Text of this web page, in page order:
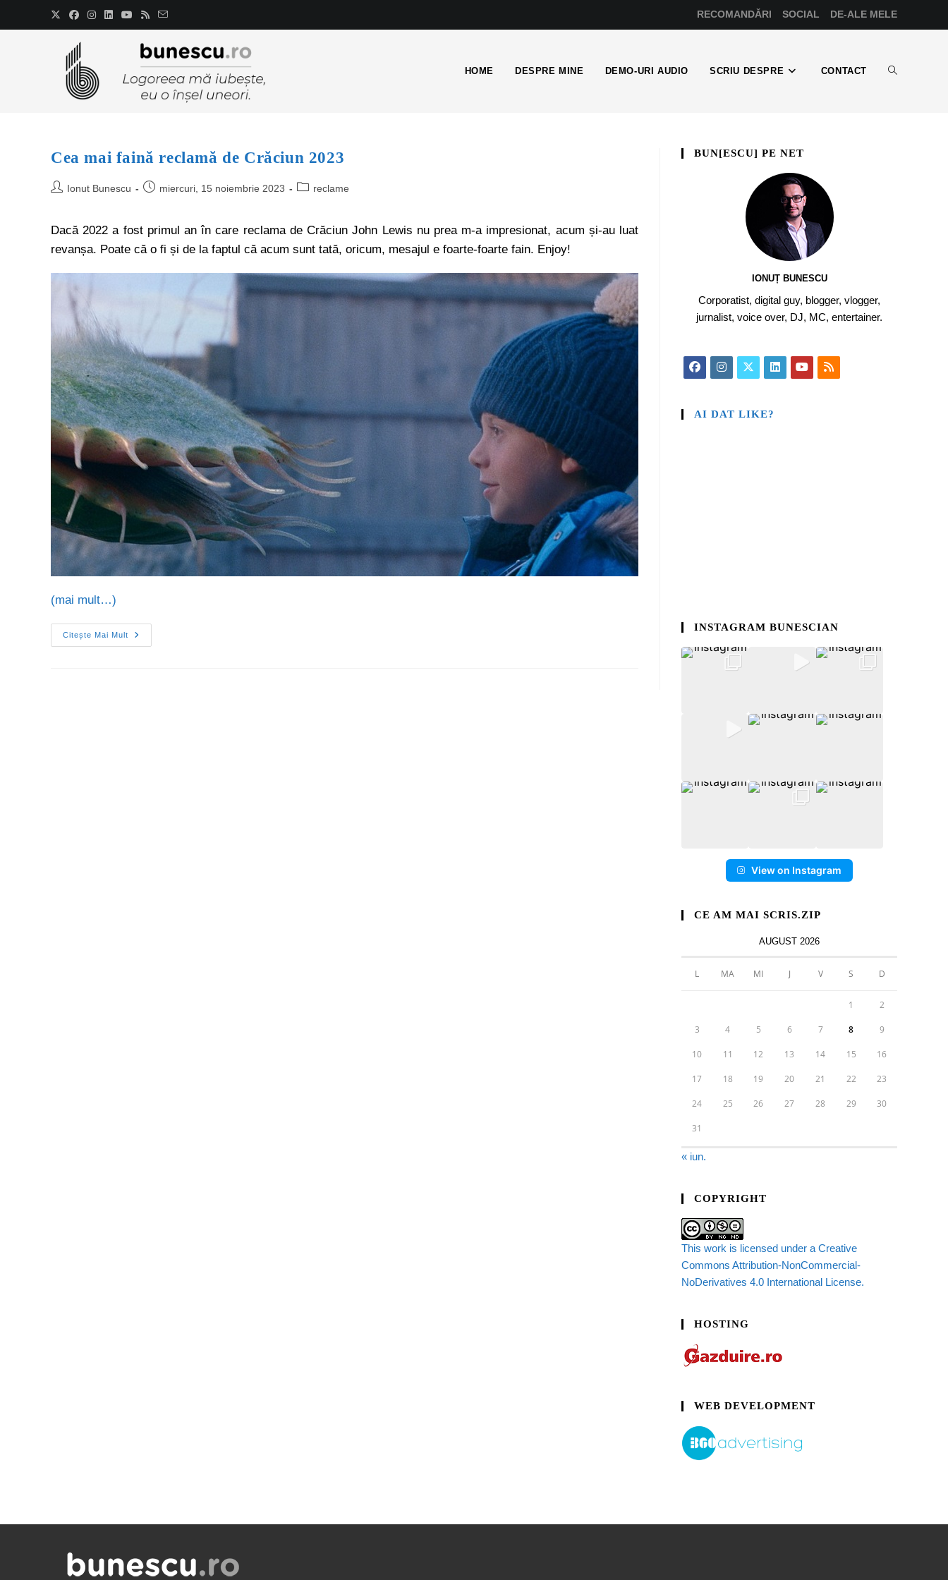
RECOMANDĂRI SOCIAL DE-ALE MELE
HOME DESPRE MINE DEMO-URI AUDIO SCRIU DESPRE CONTACT
Cea mai faină reclamă de Crăciun 2023
Ionut Bunescu miercuri, 15 noiembrie 2023 reclame
Dacă 2022 a fost primul an în care reclama de Crăciun John Lewis nu prea m-a impresionat, acum și-au luat
revanșa. Poate că o fi și de la faptul că acum sunt tată, oricum, mesajul e foarte-foarte fain. Enjoy!
(mai mult…)
Citește Mai Mult
BUN[ESCU] PE NET
IONUȚ BUNESCU
Corporatist, digital guy, blogger, vlogger,
jurnalist, voice over, DJ, MC, entertainer.
AI DAT LIKE?
INSTAGRAM BUNESCIAN
View on Instagram
CE AM MAI SCRIS.ZIP
AUGUST 2026
L MA MI J V S D
1 2
3 4 5 6 7 8 9
10 11 12 13 14 15 16
17 18 19 20 21 22 23
24 25 26 27 28 29 30
31
« iun.
COPYRIGHT
This work is licensed under a Creative
Commons Attribution-NonCommercial-
NoDerivatives 4.0 International License.
HOSTING
WEB DEVELOPMENT